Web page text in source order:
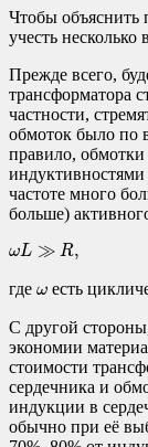
Чтобы объяснить
учесть
Прежде всего,
трансформатора
частности,
обмоток было по
правило,
индуктивностями
частоте много
больше)
ωL ≫ R,
ωL ≫ R,
где ω
ω есть
С другой
экономии
стоимости
сердечника и
индукции в
обычно при её